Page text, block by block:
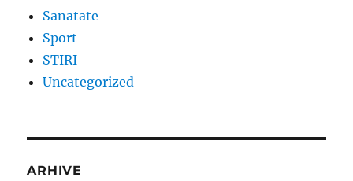
Sanatate
Sport
STIRI
Uncategorized
ARHIVE